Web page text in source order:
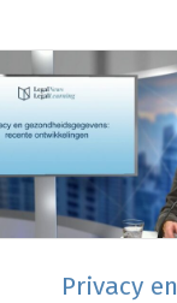
Privacy en